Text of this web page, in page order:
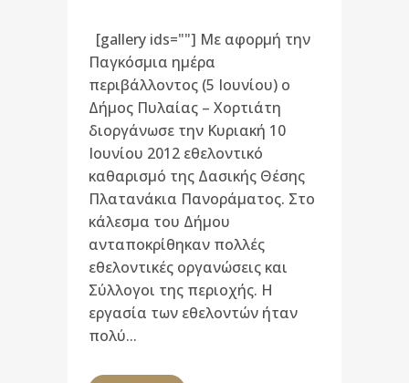
[gallery ids=""] Με αφορμή την
Παγκόσμια ημέρα
περιβάλλοντος (5 Ιουνίου) ο
Δήμος Πυλαίας – Χορτιάτη
διοργάνωσε την Κυριακή 10
Ιουνίου 2012 εθελοντικό
καθαρισμό της Δασικής Θέσης
Πλατανάκια Πανοράματος. Στο
κάλεσμα του Δήμου
ανταποκρίθηκαν πολλές
εθελοντικές οργανώσεις και
Σύλλογοι της περιοχής. Η
εργασία των εθελοντών ήταν
πολύ...